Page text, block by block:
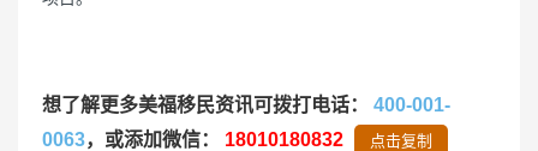
想了解更多美福移民资讯可拨打电话： 400-001-
0063，或添加微信： 18010180832 点击复制